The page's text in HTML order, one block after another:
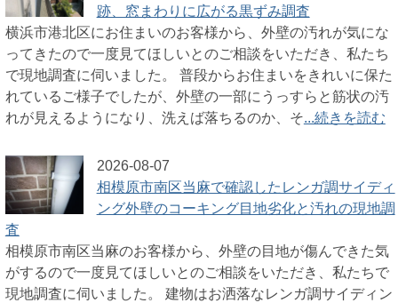
跡、窓まわりに広がる黒ずみ調査
横浜市港北区にお住まいのお客様から、外壁の汚れが気にな
ってきたので一度見てほしいとのご相談をいただき、私たち
で現地調査に伺いました。 普段からお住まいをきれいに保た
れているご様子でしたが、外壁の一部にうっすらと筋状の汚
れが見えるようになり、洗えば落ちるのか、そ...続きを読む
2026-08-07
相模原市南区当麻で確認したレンガ調サイディ
ング外壁のコーキング目地劣化と汚れの現地調
査
相模原市南区当麻のお客様から、外壁の目地が傷んできた気
がするので一度見てほしいとのご相談をいただき、私たちで
現地調査に伺いました。 建物はお洒落なレンガ調サイディン